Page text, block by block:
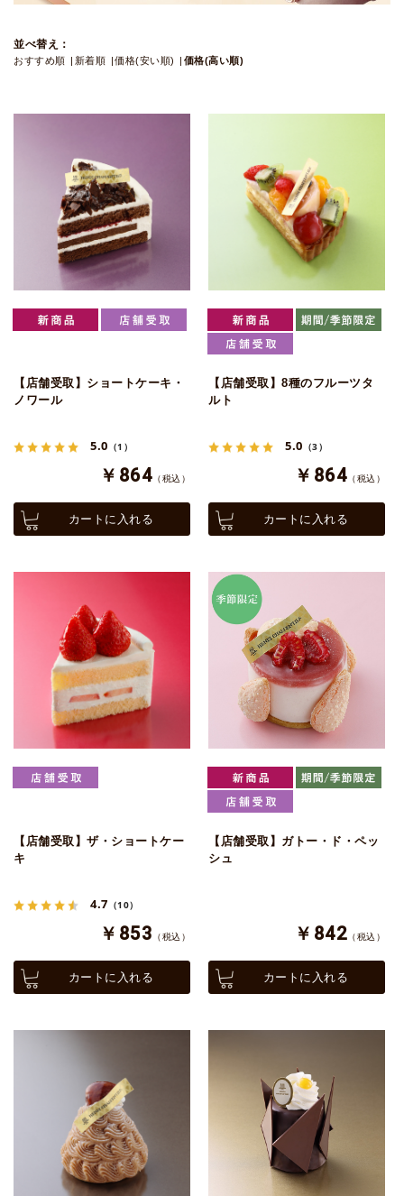
並べ替え：
おすすめ順 新着順 価格(安い順) 価格(高い順)
【店舗受取】ショートケーキ・
ノワール
5.0 （1）
￥864 （税込）
カートに入れる
【店舗受取】8種のフルーツタ
ルト
5.0 （3）
￥864 （税込）
カートに入れる
【店舗受取】ザ・ショートケー
キ
4.7 （10）
￥853 （税込）
カートに入れる
【店舗受取】ガトー・ド・ペッ
シュ
￥842 （税込）
カートに入れる